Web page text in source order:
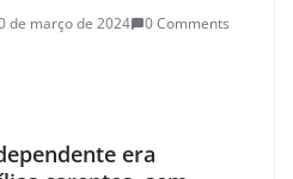
de março de 2024 0 Comments
era